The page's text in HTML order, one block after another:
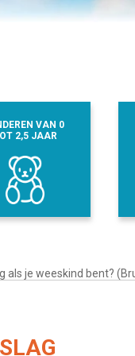
VAN 0
2,5 JAAR
als je weeskind bent?